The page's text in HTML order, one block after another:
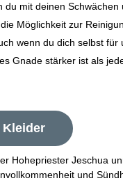
mit deinen Schwächen
Möglichkeit zur
wenn du dich selbst für
Gnade stärker ist als
Kleider
Hohepriester Jeschua
und